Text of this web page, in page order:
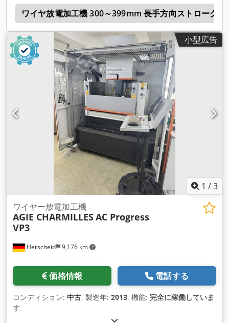
ワイヤ放電加工機 300～399mm 長手方向ストローク
小型広告
1 /3
Herscheid 9,176 km
ワイヤー放電加工機
AGIE CHARMILLESAC Progress
VP3
価格情報 電話する
コンディション: 中古, 製造年: 2013, 機能: 完全に稼働していま
す,